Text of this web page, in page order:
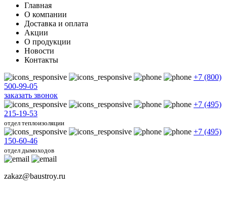
Главная
О компании
Доставка и оплата
Акции
О продукции
Новости
Контакты
+7 (800)
500-99-05
заказать звонок
+7 (495)
215-19-53
отдел теплоизоляции
+7 (495)
150-60-46
отдел дымоходов
zakaz@baustroy.ru